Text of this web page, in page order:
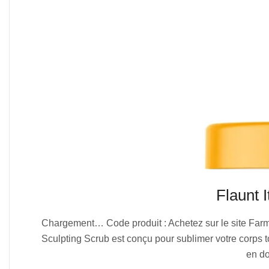
Flaunt
08-
01
Chargement… Code produit : Achetez sur le site
Sculpting Scrub est conçu pour sublimer votre
en